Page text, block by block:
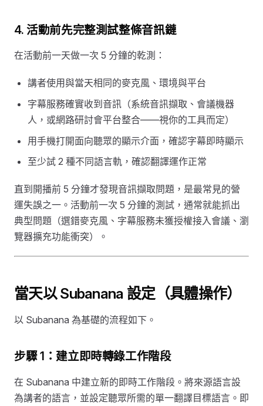
4. 活動前先完整測試整條音訊鏈
在活動前一天做一次 5 分鐘的乾測：
講者使用與當天相同的麥克風、環境與平台
字幕服務確實收到音訊（系統音訊擷取、會議機器
人，或網路研討會平台整合——視你的工具而定）
用手機打開面向聽眾的顯示介面，確認字幕即時顯示
至少試 2 種不同語言軌，確認翻譯運作正常
直到開播前 5 分鐘才發現音訊擷取問題，是最常見的營
運失誤之一。活動前一次 5 分鐘的測試，通常就能抓出
典型問題（選錯麥克風、字幕服務未獲授權接入會議、瀏
覽器擴充功能衝突）。
當天以 Subanana 設定（具體操作）
以 Subanana 為基礎的流程如下。
步驟 1：建立即時轉錄工作階段
在 Subanana 中建立新的即時工作階段。將來源語言設
為講者的語言，並設定聽眾所需的單一翻譯目標語言。即